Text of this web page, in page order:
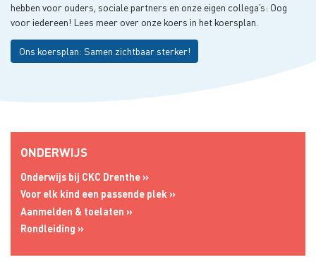
hebben voor ouders, sociale partners en onze eigen collega’s: Oog
voor iedereen! Lees meer over onze koers in het koersplan.
Ons koersplan: Samen zichtbaar sterker!
ONDERWIJS
Onderwijs bij CKC Drenthe »
Voor elk kind een passende plek »
Aanmelden & toelaten »
Rondleiding »